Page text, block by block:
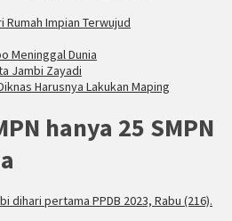
Impian Terwujud
Meninggal Dunia
Harusnya Lakukan Maping
hanya 25 SMPN